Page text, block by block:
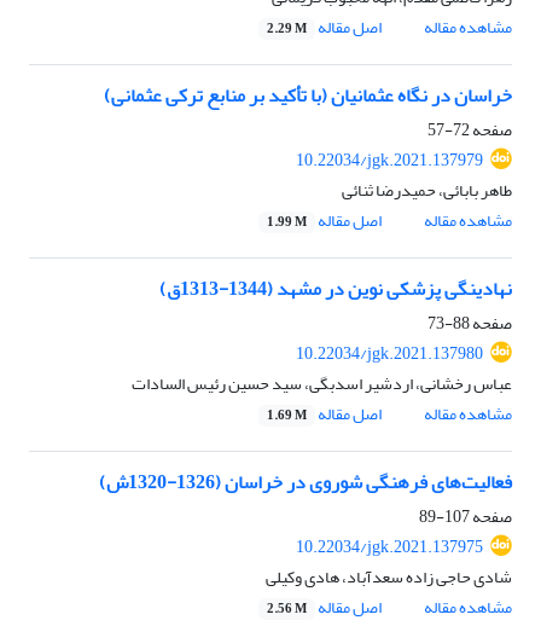
مشاهده مقاله
اصل مقاله 2.29 M
خراسان در نگاه عثمانیان (با تأکید بر منابع ترکی عثمانی)
صفحه72-57
10.22034/jgk.2021.137979
طاهر بابائی، حمیدرضا ثنائی
مشاهده مقاله
اصل مقاله 1.99 M
نهادینگی پزشکی نوین در مشهد (1344-1313ق)
صفحه88-73
10.22034/jgk.2021.137980
عباس رخشانی، اردشیر اسدبگی، سید حسین رئیس السادات
مشاهده مقاله
اصل مقاله 1.69 M
فعالیت‌های فرهنگی شوروی در خراسان (1326-1320ش)
صفحه107-89
10.22034/jgk.2021.137975
شادی حاجی زاده سعدآباد، هادی وکیلی
مشاهده مقاله
اصل مقاله 2.56 M